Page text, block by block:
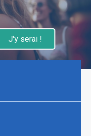
J'y serai !